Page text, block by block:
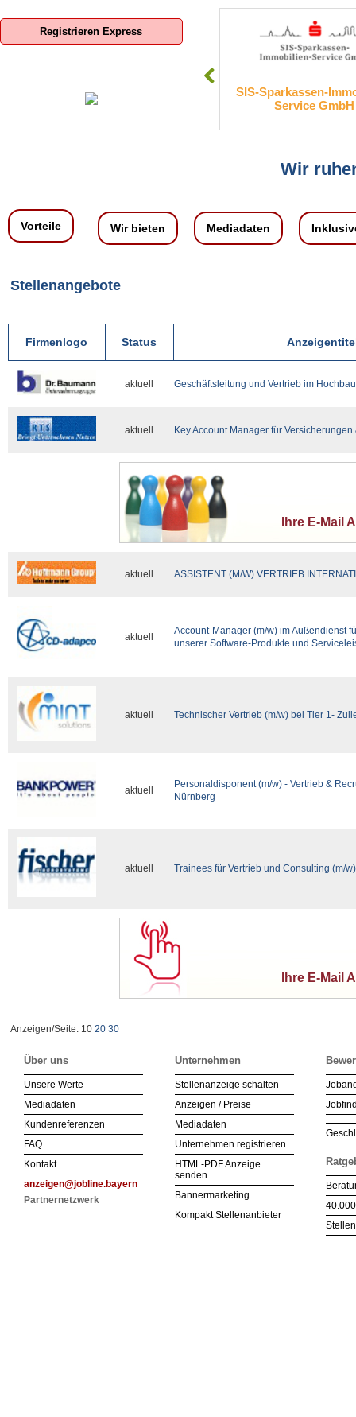
Boxroom Deutschland GmbH
SIS-Sparkassen-
Service GmbH
Wir
Registrieren Express
Vorteile Wir bieten Mediadaten
Stellenangebote
Firmenlogo Status
aktuell Geschäftsleitung und Vertrieb im
aktuell Key Account Manager für Versicherungen
Ihre E-Mail
aktuell ASSISTENT (M/W) VERTRIEB
aktuell
Account-Manager (m/w) im Außendienst
unserer Software-Produkte und
aktuell Technischer Vertrieb (m/w) bei Tier 1-
aktuell
Personaldisponent (m/w) - Vertrieb &
Nürnberg
aktuell Trainees für Vertrieb und Consulting (m/w)
Ihre E-Mail
Anzeigen/Seite: 10 20 30
Über uns
Unsere Werte
Mediadaten
Kundenreferenzen
FAQ
Kontakt
anzeigen@jobline.bayern
Partnernetzwerk
Unternehmen
Stellenanzeige schalten
Anzeigen / Preise
Mediadaten
Unternehmen registrieren
HTML-PDF Anzeige
senden
Bannermarketing
Kompakt Stellenanbieter